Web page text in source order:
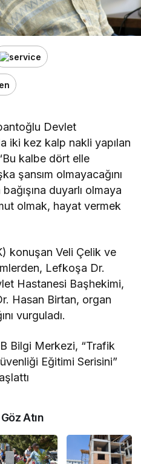
Devlet
iki kez kalp nakli yapılan
kalbe dört elle
şansım olmayacağını
duyarlı olmaya
olmak, hayat vermek
konuşan Veli Çelik ve
Lefkoşa Dr.
Hastanesi Başhekimi,
Hasan Birtan, organ
vurguladı.
Bilgi Merkezi, “Trafik
Eğitimi Serisini”
Göz Atın